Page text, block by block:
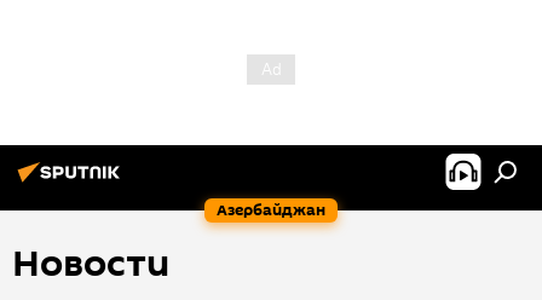
Азербайджан
Новости